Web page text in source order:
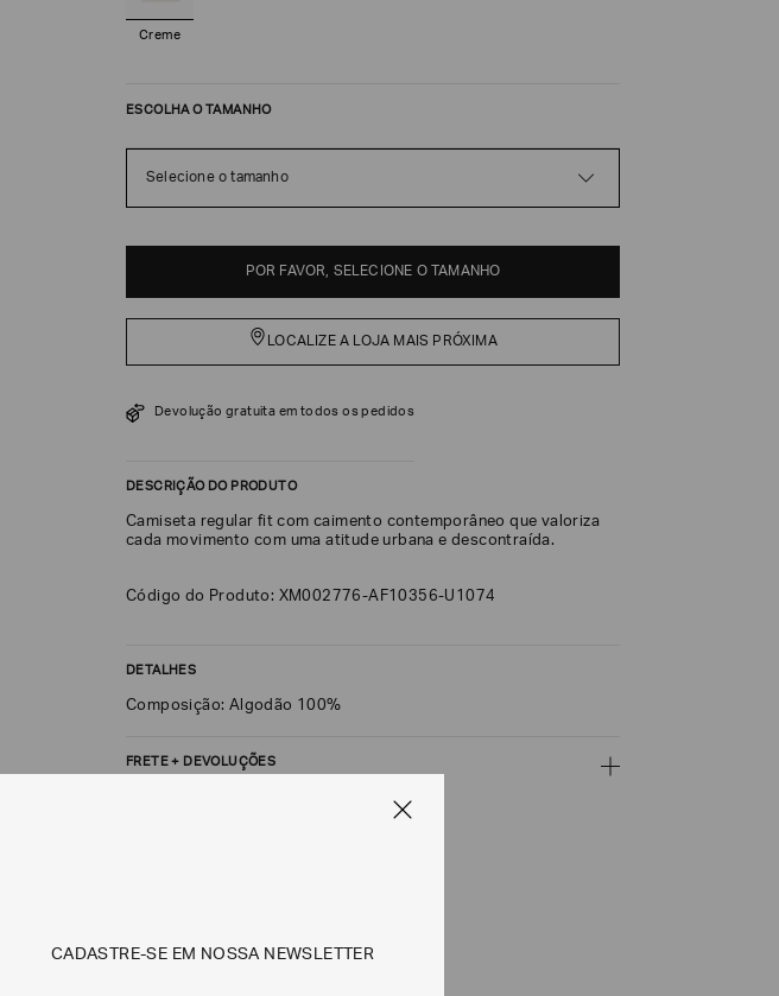
Creme
ESCOLHA O TAMANHO
Selecione o tamanho
POR FAVOR, SELECIONE O TAMANHO
LOCALIZE A LOJA MAIS PRÓXIMA
Devolução gratuita em todos os pedidos
DESCRIÇÃO DO PRODUTO
Camiseta regular fit com caimento contemporâneo que valoriza
cada movimento com uma atitude urbana e descontraída.
Código do Produto: XM002776-AF10356-U1074
DETALHES
Composição: Algodão 100%
FRETE + DEVOLUÇÕES
Os preços, prazos e tipos de entrega são válidos apenas para este produto
CADASTRE-SE EM NOSSA NEWSLETTER